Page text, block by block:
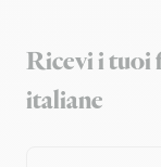
Ricevi i tuoi
italiane